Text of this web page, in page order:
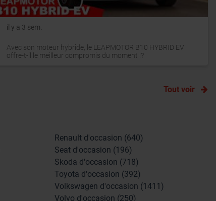
il y a 3 sem.
Avec son moteur hybride, le LEAPMOTOR B10 HYBRID EV
offre-t-il le meilleur compromis du moment !?
Tout voir
Renault d'occasion (640)
Seat d'occasion (196)
Skoda d'occasion (718)
Toyota d'occasion (392)
Volkswagen d'occasion (1411)
Volvo d'occasion (250)